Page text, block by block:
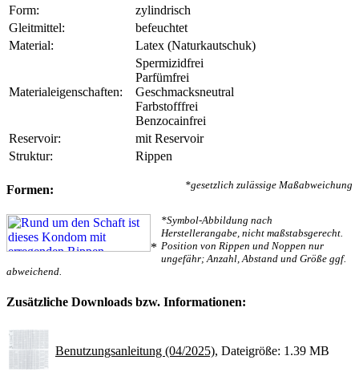
Form:
zylindrisch
Gleitmittel:
befeuchtet
Material:
Latex (Naturkautschuk)
Materialeigenschaften:
Spermizidfrei
Parfümfrei
Geschmacksneutral
Farbstofffrei
Benzocainfrei
Reservoir:
mit Reservoir
Struktur:
Rippen
*gesetzlich zulässige Maßabweichung
Formen:
*
*Symbol-Abbildung nach
Herstellerangabe, nicht maßstabsgerecht.
Position von Rippen und Noppen nur
ungefähr; Anzahl, Abstand und Größe ggf.
abweichend.
Zusätzliche Downloads bzw. Informationen:
Benutzungsanleitung (04/2025), Dateigröße: 1.39 MB